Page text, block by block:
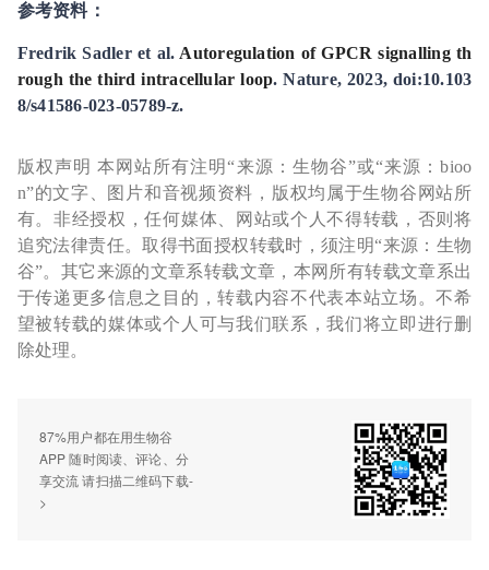
参考资料：
Fredrik Sadler et al. Autoregulation of GPCR signalling th
rough the third intracellular loop. Nature, 2023, doi:10.103
8/s41586-023-05789-z.
版权声明 本网站所有注明“来源：生物谷”或“来源：bioo
n”的文字、图片和音视频资料，版权均属于生物谷网站所
有。非经授权，任何媒体、网站或个人不得转载，否则将
追究法律责任。取得书面授权转载时，须注明“来源：生物
谷”。其它来源的文章系转载文章，本网所有转载文章系出
于传递更多信息之目的，转载内容不代表本站立场。不希
望被转载的媒体或个人可与我们联系，我们将立即进行删
除处理。
87%用户都在用生物谷
APP 随时阅读、评论、分
享交流 请扫描二维码下载-
>